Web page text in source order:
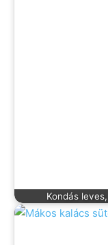
Kondás